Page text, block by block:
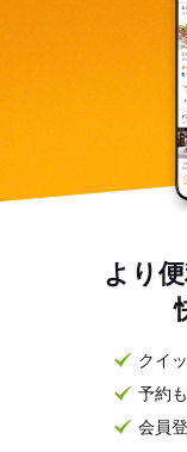
より
クイ
予約
会員